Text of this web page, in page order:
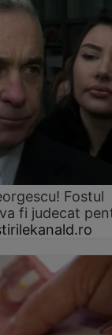
Fostul
fi judecat